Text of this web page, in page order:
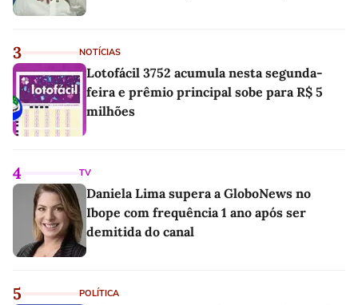
3 NOTÍCIAS
Lotofácil 3752 acumula nesta segunda-
feira e prêmio principal sobe para R$ 5
milhões
4 TV
Daniela Lima supera a GloboNews no
Ibope com frequência 1 ano após ser
demitida do canal
5 POLÍTICA